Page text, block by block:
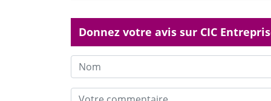
Donnez votre avis sur CIC